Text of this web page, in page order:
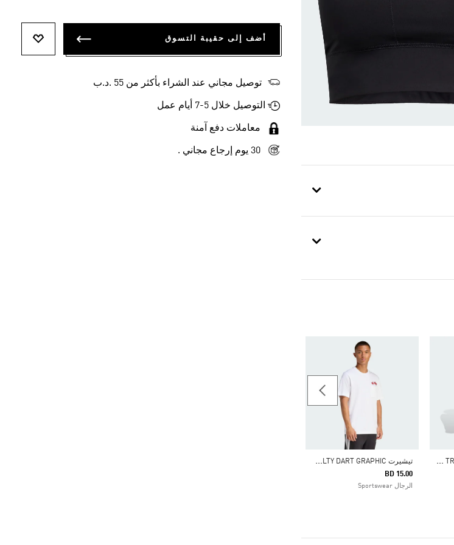
ش
ورت DESIGNED FOR TRAINING WORKOUT ت
يشيرت NOVELTY DART GRAPHIC
BD 15.00
الرجال Sportswear
Price Reduced From
أضف إلى حقيبة التسوق
توصيل مجاني عند الشراء بأكثر من 55 .د.ب‎
التوصيل خلال 5-7 أيام عمل
معاملات دفع آمنة
30 يوم إرجاع مجاني .